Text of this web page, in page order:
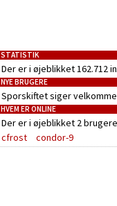
STATISTIK
Der er i øjeblikket 162.712
NYE BRUGERE
Sporskiftet siger
HVEM ER ONLINE
Der er i øjeblikket 2 brugere
cfrost
condor-9